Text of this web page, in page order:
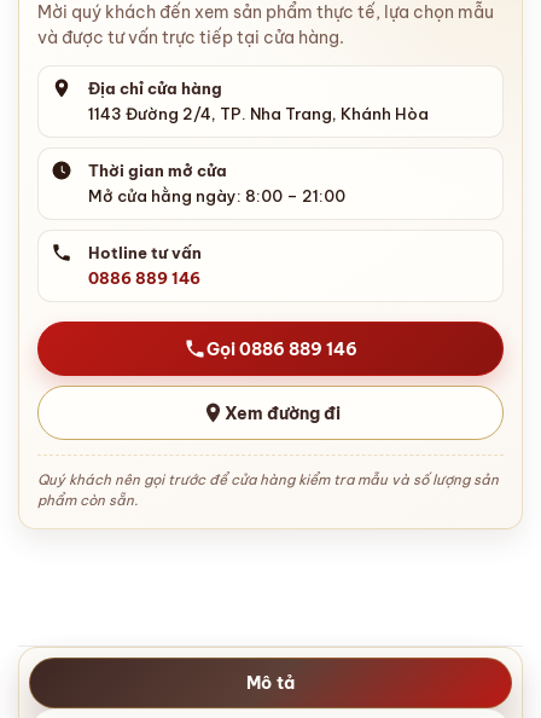
Mời quý khách đến xem sản phẩm thực tế, lựa chọn mẫu
và được tư vấn trực tiếp tại cửa hàng.
Địa chỉ cửa hàng
1143 Đường 2/4, TP. Nha Trang, Khánh Hòa
Thời gian mở cửa
Mở cửa hằng ngày: 8:00 – 21:00
Hotline tư vấn
0886 889 146
Gọi 0886 889 146
Xem đường đi
Quý khách nên gọi trước để cửa hàng kiểm tra mẫu và số lượng sản
phẩm còn sẵn.
Mô tả